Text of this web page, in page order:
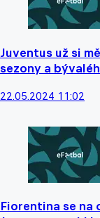
Juventus už si
sezony a
22.05.2024 11:02
Fiorentina se na